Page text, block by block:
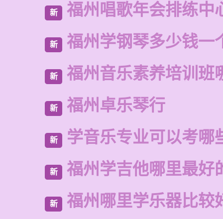
新 福州唱歌年会排练中
新 福州学钢琴多少钱一
新 福州音乐素养培训班
新 福州卓乐琴行
新 学音乐专业可以考哪
新 福州学吉他哪里最好
新 福州哪里学乐器比较